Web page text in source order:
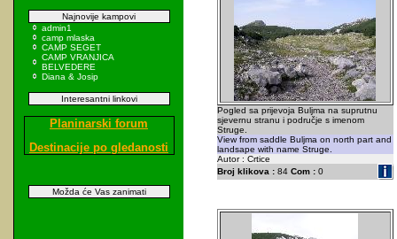
Najnovije kampovi
admin1
camp mlaska
CAMP SEGET
CAMP VRANJICA
BELVEDERE
Diana & Josip
Interesantni linkovi
Planinarski forum
Destinacije po gledanosti
Možda će Vas zanimati
Pogled sa prijevoja Buljma na suprutnu
sjevernu stranu i područje s imenom
Struge.
View from saddle Buljma on north part and
landsape with name Struge.
Autor : Crtice
Broj klikova :84 Com :0